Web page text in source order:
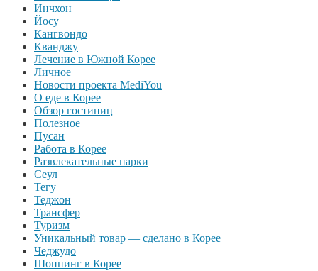
Инчхон
Йосу
Кангвондо
Кванджу
Лечение в Южной Корее
Личное
Новости проекта MediYou
О еде в Корее
Обзор гостиниц
Полезное
Пусан
Работа в Корее
Развлекательные парки
Сеул
Тегу
Теджон
Трансфер
Туризм
Уникальный товар — сделано в Корее
Чеджудо
Шоппинг в Корее